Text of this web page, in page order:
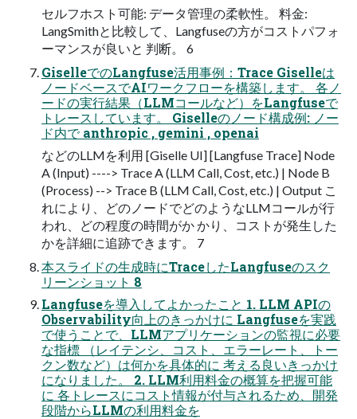
セルフホスト可能: データ管理の柔軟性。 料金:
LangSmithと比較して、Langfuseの方がコストパフォ
ーマンスが良いと 判断。 6
GiselleでのLangfuse活用事例：Trace Giselleは
ノードベースでAIワークフローを構築します。 各ノ
ードの実行結果（LLMコールなど）をLangfuseで
トレースしています。 Giselleのノード構成例: ノー
ド内で anthropic , gemini , openai
などのLLMを利用 [Giselle UI] [Langfuse Trace] Node
A (Input) ----> Trace A (LLM Call, Cost, etc.) | Node B
(Process) --> Trace B (LLM Call, Cost, etc.) | Output こ
れにより、どのノードでどのようなLLMコールが行
われ、どの程度の時間がか かり、コストが発生した
かを詳細に追跡できます。 7
本スライドの生成時にTraceしたLangfuseのスク
リーンショット 8
Langfuseを導入してよかったこと 1. LLM APIの
Observability向上のきっかけに Langfuseを実践
で使うことで、LLMアプリケーションの監視に必要
な指標 （レイテンシ、コスト、エラーレート、トー
クン数など）は何かを具体的に 考える良いきっかけ
になりました。 2. LLM利用料金の概算を把握可能
に 各トレースにコスト情報が付与されるため、開発
段階からLLMの利用料金を